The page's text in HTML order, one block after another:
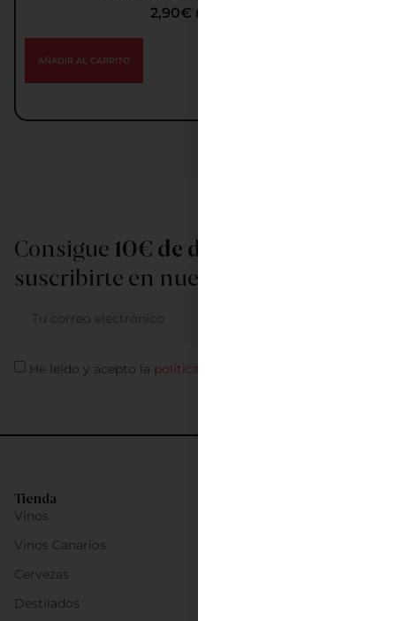
2,90€ IGIC incl.
AÑADIR AL CARRITO
Tienda
Vinos
Vinos Canarios
Cervezas
Destilados
Consigue 10€ de descuento
suscribirte en nuestra newsletter
He leído y acepto la política de privacidad